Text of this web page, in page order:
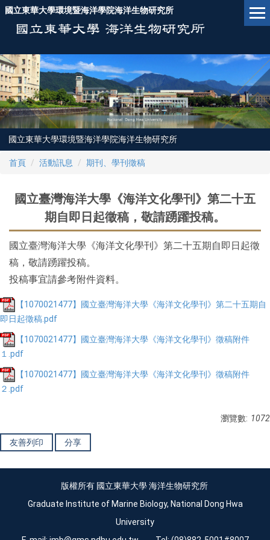
跳
內
容
區
國立東華大學環境暨海洋學院海洋生物研究所
國立東華大學環境暨海洋學院海洋生物研究所
首頁 活動訊息 期刊、學刊徵稿
國立臺灣海洋大學《海洋文化學刊》第二十五
期自即日起徵稿，敬請踴躍投稿。
國立臺灣海洋大學《海洋文化學刊》第二十五期自即日起徵
稿，敬請踴躍投稿。
投稿事宜請參考附件資料。
【1070021477】國立臺灣海洋大學《海洋文化學刊》第二十五期自
即日起徵稿.pdf
【1070021477】國立臺灣海洋大學《海洋文化學刊》徵稿附件
１.pdf
【1070021477】國立臺灣海洋大學《海洋文化學刊》徵稿附件
２.pdf
瀏覽數: 1072
友善列印 分享
版權所有 國立東華大學 海洋生物研究所
Graduate Institute of Marine Biology, National Dong Hwa
University